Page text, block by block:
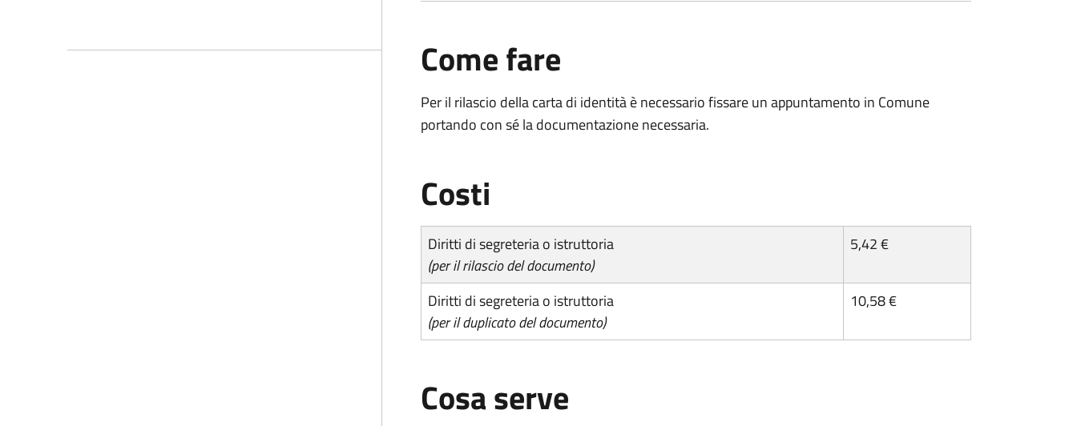
Come fare
Per il rilascio della carta di identità è necessario fissare un appuntamento in Comune
portando con sé la documentazione necessaria.
Costi
Diritti di segreteria o istruttoria
(per il rilascio del documento)
5,42 €
Diritti di segreteria o istruttoria
(per il duplicato del documento)
10,58 €
Cosa serve